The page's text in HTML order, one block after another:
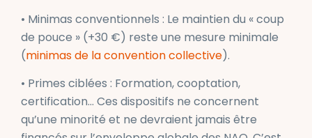
• Minimas conventionnels : Le maintien du « coup
de pouce » (+30 €) reste une mesure minimale
(minimas de la convention collective).
• Primes ciblées : Formation, cooptation,
certification… Ces dispositifs ne concernent
qu’une minorité et ne devraient jamais être